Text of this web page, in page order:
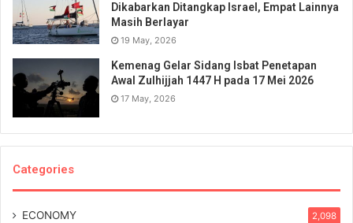
Dikabarkan Ditangkap Israel, Empat Lainnya
Masih Berlayar
19 May, 2026
Kemenag Gelar Sidang Isbat Penetapan
Awal Zulhijjah 1447 H pada 17 Mei 2026
17 May, 2026
Categories
ECONOMY 2,098